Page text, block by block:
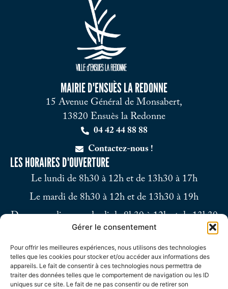
Gérer le consentement
Pour offrir les meilleures expériences, nous utilisons des technologies
telles que les cookies pour stocker et/ou accéder aux informations des
appareils. Le fait de consentir à ces technologies nous permettra de
traiter des données telles que le comportement de navigation ou les ID
uniques sur ce site. Le fait de ne pas consentir ou de retirer son
MAIRIE D'ENSUÈS LA REDONNE
15 Avenue Général de Monsabert,
13820 Ensuès la Redonne
04 42 44 88 88
Contactez-nous !
LES HORAIRES D'OUVERTURE
Le lundi de 8h30 à 12h et de 13h30 à 17h
Le mardi de 8h30 à 12h et de 13h30 à 19h
Du mercredi au vendredi de 8h30 à 12h et de 13h30
Le samedi de 9h à 12h